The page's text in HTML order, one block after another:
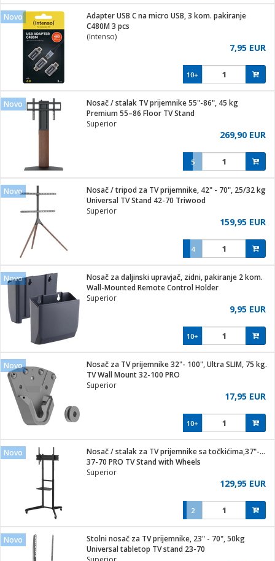
aparati
mesa
kavu
Vitrine
program
pribor
materijal
i kutije
i oprema
Novo
Adapter USB C na micro USB, 3 kom. pakiranje
C480M 3 pcs
(Intenso)
7,95 EUR
10+
Novo
Nosač / stalak TV prijemnike 55"-86", 45 kg
Premium 55–86 Floor TV Stand
Superior
269,90 EUR
5
Novo
Nosač / tripod za TV prijemnike, 42" - 70", 25/32 kg
Universal TV Stand 42-70 Triwood
Superior
159,95 EUR
4
Novo
Nosač za daljinski upravjač, zidni, pakiranje 2 kom.
Wall-Mounted Remote Control Holder
Superior
9,95 EUR
10+
Novo
Nosač za TV prijemnike 32"- 100", Ultra SLIM, 75 kg.
TV Wall Mount 32-100 PRO
Superior
17,95 EUR
10+
Novo
Nosač / stalak za TV prijemnike sa točkićima,37"-70",50 kg
37-70 PRO TV Stand with Wheels
Superior
129,95 EUR
2
Novo
Stolni nosač za TV prijemnike, 23" - 70", 50kg
Universal tabletop TV stand 23-70